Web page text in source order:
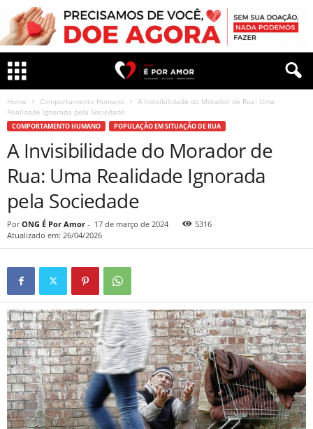
Home Comportamento Humano
A Invisibilidade do Morador de Rua: Uma
Realidade Ignorada pela Sociedade
COMPORTAMENTO HUMANO POPULAÇÃO EM SITUAÇÃO DE RUA
A Invisibilidade do Morador de
Rua: Uma Realidade Ignorada
pela Sociedade
Por ONG É Por Amor - 17 de março de 2024
5316
Atualizado em: 26/04/2026